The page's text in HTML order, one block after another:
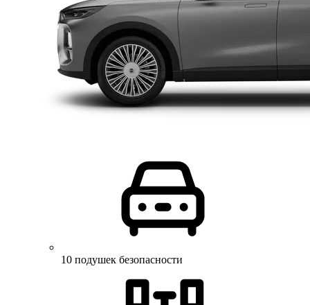
10 подушек безопасности